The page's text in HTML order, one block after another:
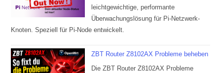
leichtgewichtige, performante
Überwachungslösung für Pi-Netzwerk-
Knoten. Speziell für Pi-Node entwickelt.
ZBT Router Z8102AX Probleme beheben
Die ZBT Router Z8102AX Probleme